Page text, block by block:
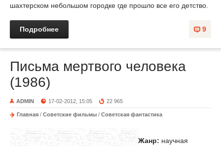
шахтерском небольшом городке где прошло все его детство.
9
Подробнее
Письма мертвого человека
(1986)
ADMIN 17-02-2012, 15:05 22 965
Главная / Советские фильмы / Советская фантастика
Жанр: научная